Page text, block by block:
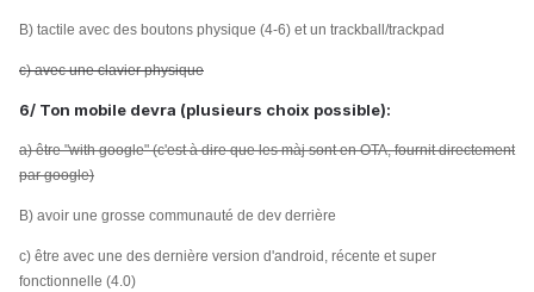
B) tactile avec des boutons physique (4-6) et un trackball/trackpad
c) avec une clavierphysique
6/ Ton mobile devra (plusieurs choix possible):
a) être "with google" (c'est à dire que les màj sont en OTA, fournit directement
par google)
B) avoir une grosse communauté de dev derrière
c) être avec une des dernière version d'android, récente et super
fonctionnelle (4.0)